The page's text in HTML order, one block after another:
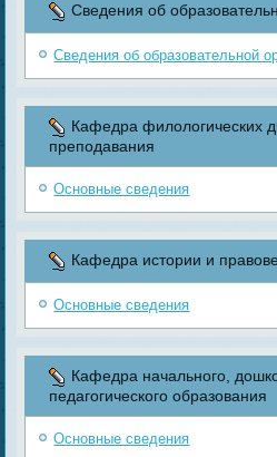
Сведения об
Сведения об образовательной
Кафедра филологических
преподавания
Основные сведения
Кафедра истории и
Основные сведения
Кафедра начального,
педагогического образования
Основные сведения